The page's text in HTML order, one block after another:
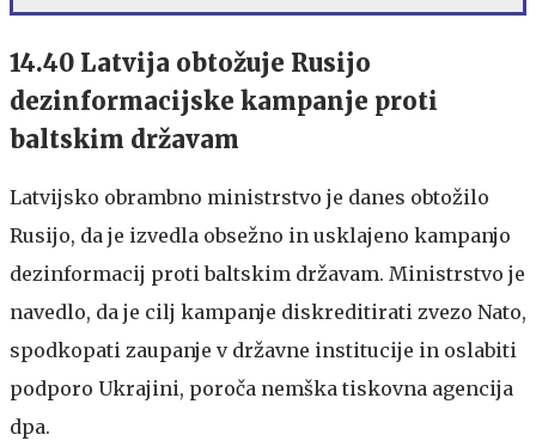
14.40 Latvija obtožuje Rusijo
dezinformacijske kampanje proti
baltskim državam
Latvijsko obrambno ministrstvo je danes obtožilo
Rusijo, da je izvedla obsežno in usklajeno kampanjo
dezinformacij proti baltskim državam. Ministrstvo je
navedlo, da je cilj kampanje diskreditirati zvezo Nato,
spodkopati zaupanje v državne institucije in oslabiti
podporo Ukrajini, poroča nemška tiskovna agencija
dpa.